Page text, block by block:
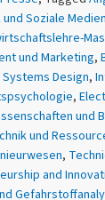
Soziale Medien
und Marketing,
Design,
,
und
und
,
and